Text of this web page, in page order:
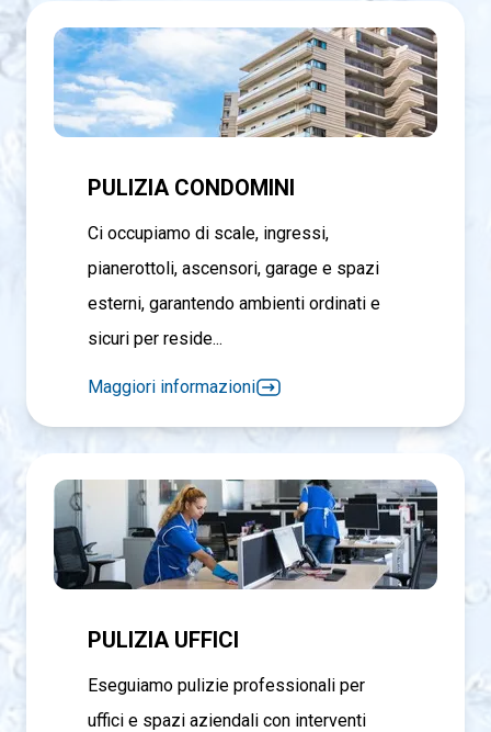
PULIZIA CONDOMINI
Ci occupiamo di scale, ingressi,
pianerottoli, ascensori, garage e spazi
esterni, garantendo ambienti ordinati e
sicuri per reside...
Maggiori informazioni
PULIZIA UFFICI
Eseguiamo pulizie professionali per
uffici e spazi aziendali con interventi